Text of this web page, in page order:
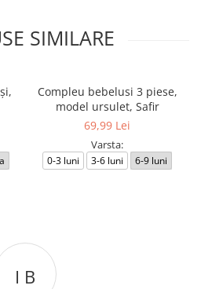
SIMILARE
Compleu bebelusi 3 piese,
model ursulet, Safir
69,99 Lei
Varsta:
0-3 luni 3-6 luni 6-9 luni
I B